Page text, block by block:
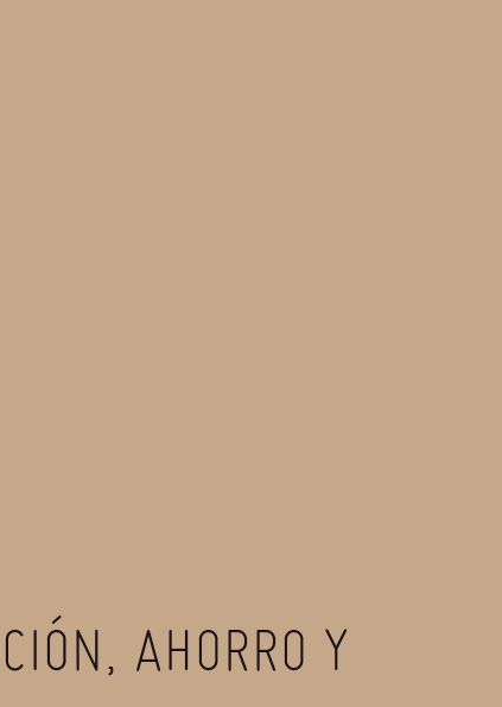
AHORRO Y